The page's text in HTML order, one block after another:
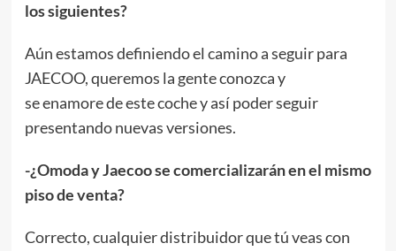
los siguientes?
Aún estamos definiendo el camino a seguir para
JAECOO, queremos la gente conozca y
se enamore de este coche y así poder seguir
presentando nuevas versiones.
-¿Omoda y Jaecoo se comercializarán en el mismo
piso de venta?
Correcto, cualquier distribuidor que tú veas con